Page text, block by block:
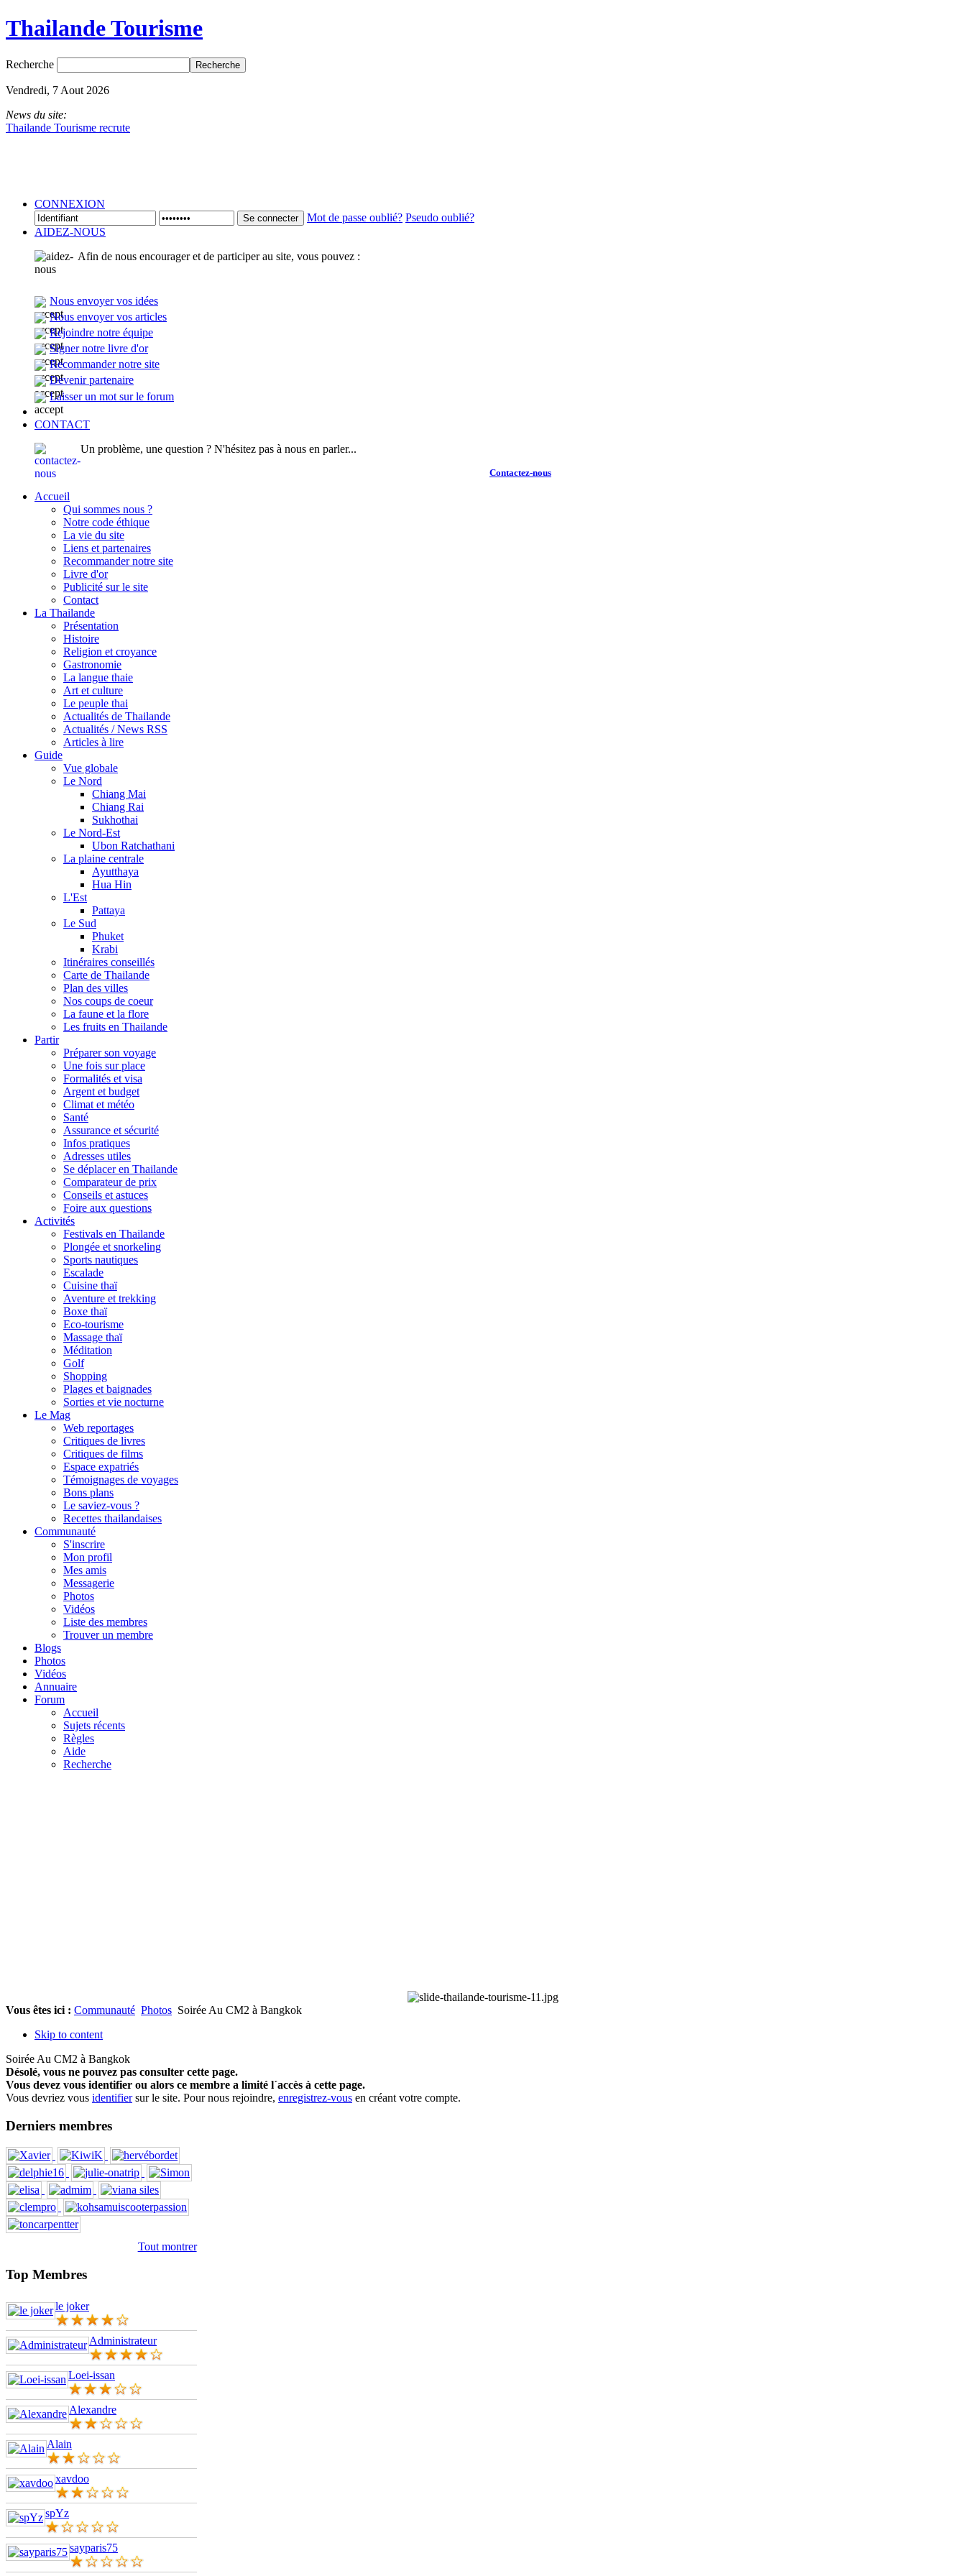
Thailande Tourisme
Recherche
Vendredi, 7 Aout 2026
News du site:
Thailande Tourisme recrute
CONNEXION
Se connecter Mot de passe oublié? Pseudo oublié?
AIDEZ-NOUS
Afin de nous encourager et de participer au site, vous pouvez :
Nous envoyer vos idées
Nous envoyer vos articles
Rejoindre notre équipe
Signer notre livre d'or
Recommander notre site
Devenir partenaire
Laisser un mot sur le forum
CONTACT
Un problème, une question ? N'hésitez pas à nous en parler...
Contactez-nous
Accueil
Qui sommes nous ?
Notre code éthique
La vie du site
Liens et partenaires
Recommander notre site
Livre d'or
Publicité sur le site
Contact
La Thailande
Présentation
Histoire
Religion et croyance
Gastronomie
La langue thaie
Art et culture
Le peuple thai
Actualités de Thailande
Actualités / News RSS
Articles à lire
Guide
Vue globale
Le Nord
Chiang Mai
Chiang Rai
Sukhothai
Le Nord-Est
Ubon Ratchathani
La plaine centrale
Ayutthaya
Hua Hin
L'Est
Pattaya
Le Sud
Phuket
Krabi
Itinéraires conseillés
Carte de Thailande
Plan des villes
Nos coups de coeur
La faune et la flore
Les fruits en Thailande
Partir
Préparer son voyage
Une fois sur place
Formalités et visa
Argent et budget
Climat et météo
Santé
Assurance et sécurité
Infos pratiques
Adresses utiles
Se déplacer en Thailande
Comparateur de prix
Conseils et astuces
Foire aux questions
Activités
Festivals en Thailande
Plongée et snorkeling
Sports nautiques
Escalade
Cuisine thaï
Aventure et trekking
Boxe thaï
Eco-tourisme
Massage thaï
Méditation
Golf
Shopping
Plages et baignades
Sorties et vie nocturne
Le Mag
Web reportages
Critiques de livres
Critiques de films
Espace expatriés
Témoignages de voyages
Bons plans
Le saviez-vous ?
Recettes thailandaises
Communauté
S'inscrire
Mon profil
Mes amis
Messagerie
Photos
Vidéos
Liste des membres
Trouver un membre
Blogs
Photos
Vidéos
Annuaire
Forum
Accueil
Sujets récents
Règles
Aide
Recherche
Vous êtes ici : Communauté Photos Soirée Au CM2 à Bangkok
Skip to content
Soirée Au CM2 à Bangkok
Désolé, vous ne pouvez pas consulter cette page.
Vous devez vous identifier ou alors ce membre a limité l´accès à cette page.
Vous devriez vous identifiersur le site. Pour nous rejoindre, enregistrez-vous en créant votre compte.
Derniers membres
Tout montrer
Top Membres
le joker
Administrateur
Loei-issan
Alexandre
Alain
xavdoo
spYz
sayparis75